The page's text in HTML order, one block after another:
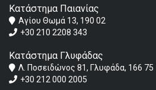
Κατάστημα Παιανίας
Αγίου Θωμά 13, 190 02
+30 210 2208 343
Κατάστημα Γλυφάδας
Λ. Ποσειδώνος 81, Γλυφάδα, 166 75
+30 212 000 2005